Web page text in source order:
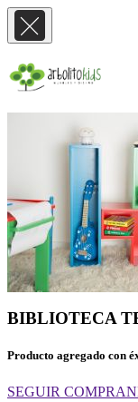
BIBLIOTECA
Producto agregado con
SEGUIR